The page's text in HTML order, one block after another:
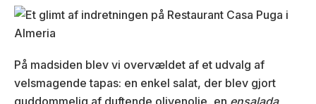
På madsiden blev vi overvældet af et udvalg af
velsmagende tapas: en enkel salat, der blev gjort